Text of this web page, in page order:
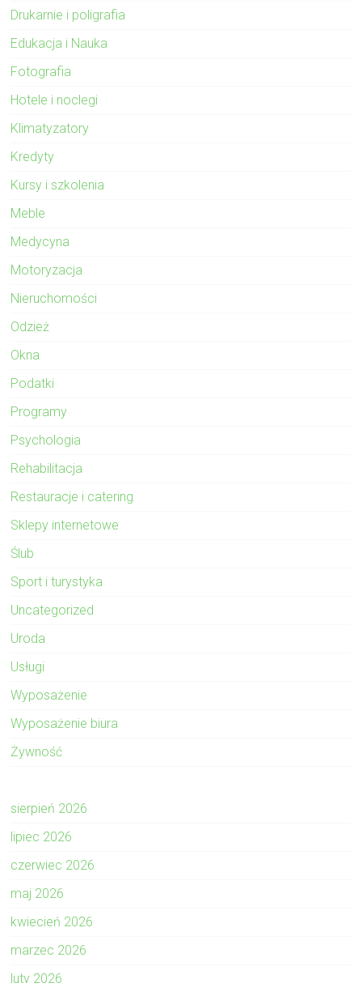
Drukarnie i poligrafia
Edukacja i Nauka
Fotografia
Hotele i noclegi
Klimatyzatory
Kredyty
Kursy i szkolenia
Meble
Medycyna
Motoryzacja
Nieruchomości
Odzież
Okna
Podatki
Programy
Psychologia
Rehabilitacja
Restauracje i catering
Sklepy internetowe
Ślub
Sport i turystyka
Uncategorized
Uroda
Usługi
Wyposażenie
Wyposażenie biura
Żywność
sierpień 2026
lipiec 2026
czerwiec 2026
maj 2026
kwiecień 2026
marzec 2026
luty 2026